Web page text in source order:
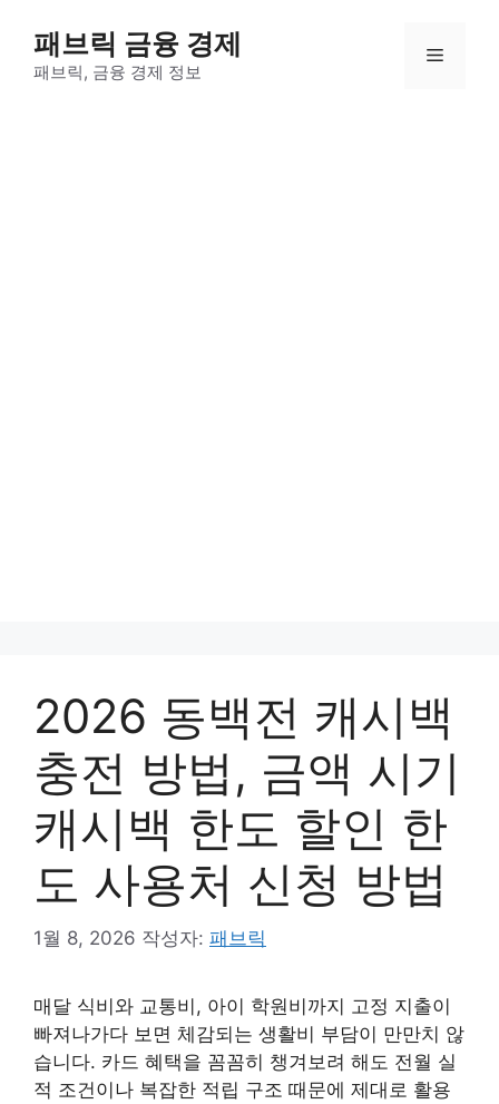
패브릭 금융 경제
패브릭, 금융 경제 정보
메
2026 동백전 캐시백
충전 방법, 금액 시기
캐시백 한도 할인 한
도 사용처 신청 방법
1월 8, 2026 작성자: 패브릭
매달 식비와 교통비, 아이 학원비까지 고정 지출이
빠져나가다 보면 체감되는 생활비 부담이 만만치 않
습니다. 카드 혜택을 꼼꼼히 챙겨보려 해도 전월 실
적 조건이나 복잡한 적립 구조 때문에 제대로 활용